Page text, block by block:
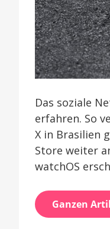
Das soziale
erfahren. So
X in Brasilien
Store weiter
watchOS
Ganzen